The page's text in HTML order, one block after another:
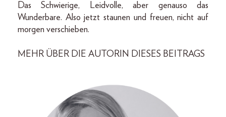
Das Schwierige, Leidvolle, aber genauso das
Wunderbare. Also jetzt staunen und freuen, nicht auf
morgen verschieben.
MEHR ÜBER DIE AUTORIN DIESES BEITRAGS